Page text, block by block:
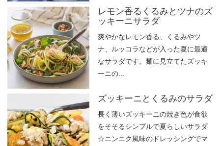
レモン香るくるみとツナのズ
ッキーニサラダ
爽やかなレモン香る、くるみやツ
ナ、ルッコラなどが入った夏に最適
なサラダです。麺に見立てたズッキ
ーニの...
ズッキーニとくるみのサラダ
長く薄いズッキーニの焼き色が食欲
をそそるシンプルで夏らしいサラダ
☆ニンニク風味のドレッシングでマ